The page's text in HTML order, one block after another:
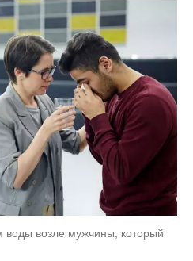
воды возле мужчины, который